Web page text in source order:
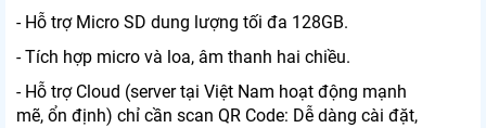
- Hỗ trợ Micro SD dung lượng tối đa 128GB.
- Tích hợp micro và loa, âm thanh hai chiều.
- Hỗ trợ Cloud (server tại Việt Nam hoạt động mạnh
mẽ, ổn định) chỉ cần scan QR Code: Dễ dàng cài đặt,